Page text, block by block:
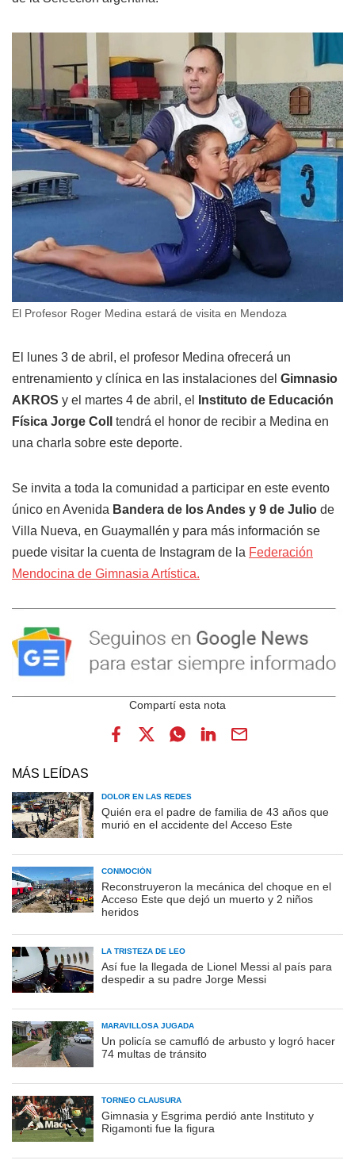
El Profesor Roger Medina estará de visita en Mendoza
El lunes 3 de abril, el profesor Medina ofrecerá un
entrenamiento y clínica en las instalaciones del Gimnasio
AKROS y el martes 4 de abril, el
Instituto de Educación
Física Jorge Coll tendrá el honor de recibir a Medina en
una charla sobre este deporte.
Se invita a toda la comunidad a participar en este evento
único en Avenida Bandera de los Andes y 9 de Julio de
Villa Nueva, en Guaymallén y para más información se
puede visitar la cuenta de Instagram de la Federación
Mendocina de Gimnasia Artística.
MÁS LEÍDAS
DOLOR EN LAS REDES
Quién era el padre de familia de 43 años que
murió en el accidente del Acceso Este
CONMOCIÓN
Reconstruyeron la mecánica del choque en el
Acceso Este que dejó un muerto y 2 niños
heridos
LA TRISTEZA DE LEO
Así fue la llegada de Lionel Messi al país para
despedir a su padre Jorge Messi
MARAVILLOSA JUGADA
Un policía se camufló de arbusto y logró hacer
74 multas de tránsito
TORNEO CLAUSURA
Gimnasia y Esgrima perdió ante Instituto y
Rigamonti fue la figura